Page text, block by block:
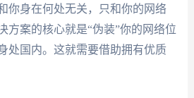
你身在何处无关，只和你的网络
方案的核心就是“伪装”你的网络位
处国内。这就需要借助拥有优质